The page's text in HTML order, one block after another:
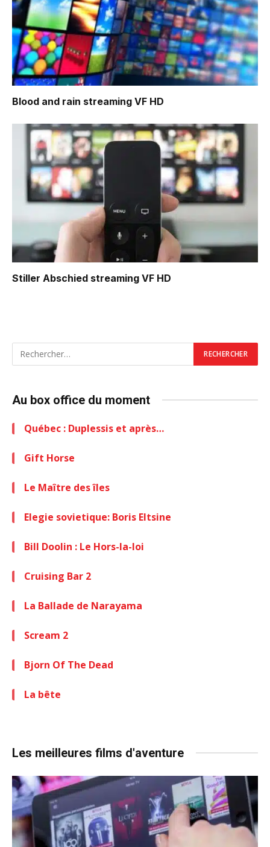
Blood and rain streaming VF HD
Stiller Abschied streaming VF HD
Au box office du moment
Québec : Duplessis et après…
Gift Horse
Le Maître des îles
Elegie sovietique: Boris Eltsine
Bill Doolin : Le Hors-la-loi
Cruising Bar 2
La Ballade de Narayama
Scream 2
Bjorn Of The Dead
La bête
Les meilleures films d'aventure